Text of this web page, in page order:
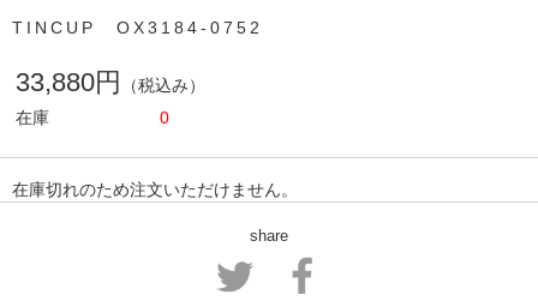
TINCUP OX3184-0752
33,880円
（税込み）
在庫
0
在庫切れのため注文いただけません。
share